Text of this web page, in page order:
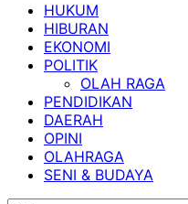
HUKUM
HIBURAN
EKONOMI
POLITIK
OLAH RAGA
PENDIDIKAN
DAERAH
OPINI
OLAHRAGA
SENI & BUDAYA